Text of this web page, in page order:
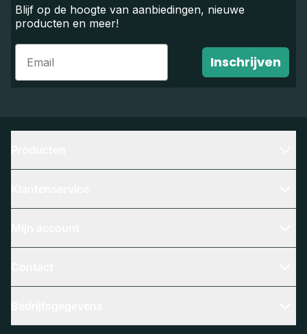
Blijf op de hoogte van aanbiedingen, nieuwe
producten en meer!
Email
Inschrijven